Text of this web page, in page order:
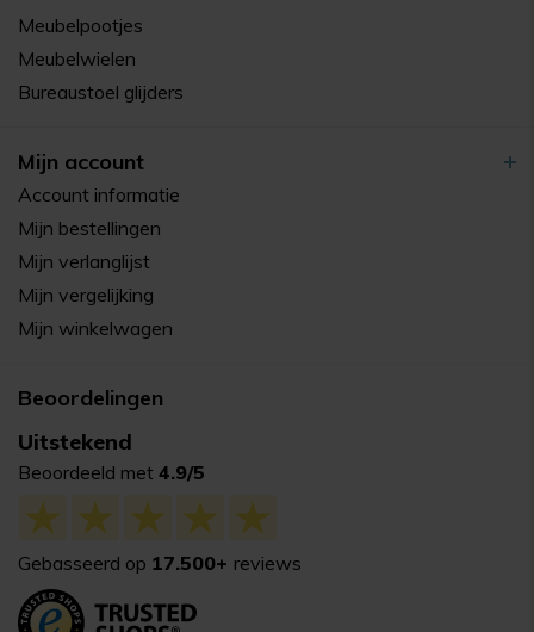
Meubelpootjes
Meubelwielen
Bureaustoel glijders
Mijn account
Account informatie
Mijn bestellingen
Mijn verlanglijst
Mijn vergelijking
Mijn winkelwagen
Beoordelingen
Uitstekend
Beoordeeld met 4.9/5
Gebasseerd op 17.500+ reviews